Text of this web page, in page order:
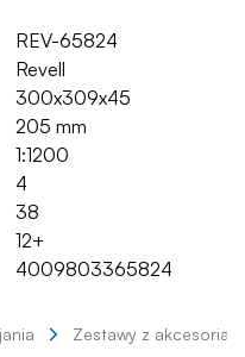
REV-65824
Revell
300x309x45
205 mm
1:1200
4
38
12+
4009803365824
Zestawy z akcesoriami